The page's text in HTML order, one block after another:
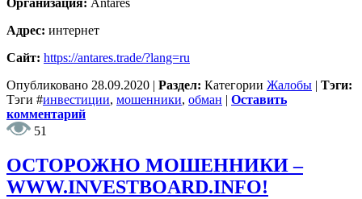
Организация: Antares
Адрес: интернет
Сайт: https://antares.trade/?lang=ru
Опубликовано 28.09.2020 | Раздел: Категории Жалобы | Тэги:
Тэги #инвестиции, мошенники, обман | Оставить
комментарий
51
ОСТОРОЖНО МОШЕННИКИ –
WWW.INVESTBOARD.INFO!